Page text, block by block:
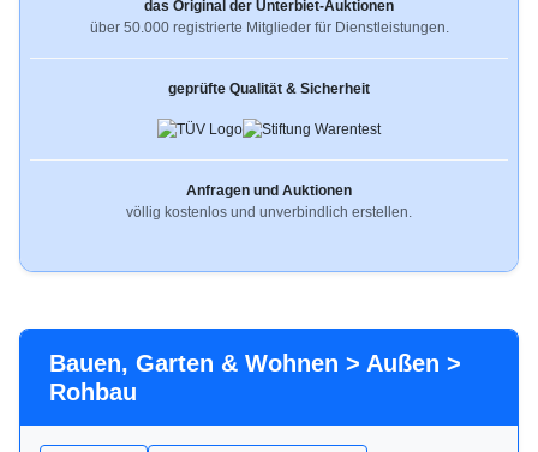
das Original der Unterbiet-Auktionen
über 50.000 registrierte Mitglieder für Dienstleistungen.
geprüfte Qualität & Sicherheit
Anfragen und Auktionen
völlig kostenlos und unverbindlich erstellen.
Bauen, Garten & Wohnen > Außen >
Rohbau